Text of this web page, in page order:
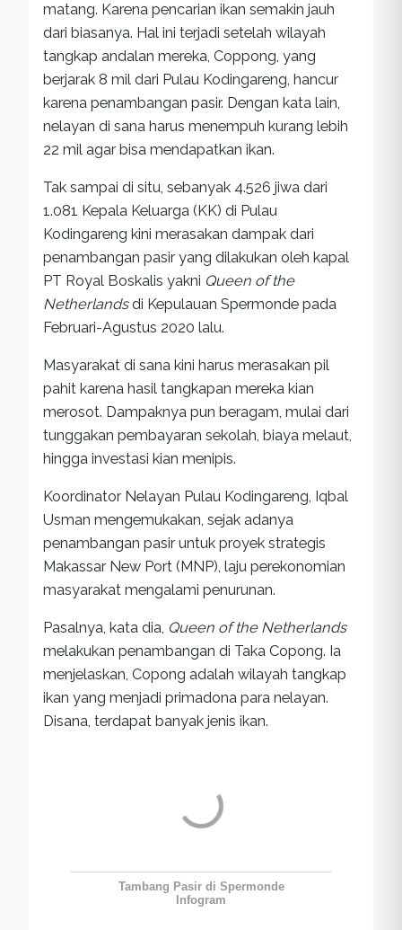
matang. Karena pencarian ikan semakin jauh
dari biasanya. Hal ini terjadi setelah wilayah
tangkap andalan mereka, Coppong, yang
berjarak 8 mil dari Pulau Kodingareng, hancur
karena penambangan pasir. Dengan kata lain,
nelayan di sana harus menempuh kurang lebih
22 mil agar bisa mendapatkan ikan.
Tak sampai di situ, sebanyak 4.526 jiwa dari
1.081 Kepala Keluarga (KK) di Pulau
Kodingareng kini merasakan dampak dari
penambangan pasir yang dilakukan oleh kapal
PT Royal Boskalis yakni Queen of the
Netherlandsdi Kepulauan Spermonde pada
Februari-Agustus 2020 lalu.
Masyarakat di sana kini harus merasakan pil
pahit karena hasil tangkapan mereka kian
merosot. Dampaknya pun beragam, mulai dari
tunggakan pembayaran sekolah, biaya melaut,
hingga investasi kian menipis.
Koordinator Nelayan Pulau Kodingareng, Iqbal
Usman mengemukakan, sejak adanya
penambangan pasir untuk proyek strategis
Makassar New Port (MNP), laju perekonomian
masyarakat mengalami penurunan.
Pasalnya, kata dia, Queen of the Netherlands
melakukan penambangan di Taka Copong. Ia
menjelaskan, Copong adalah wilayah tangkap
ikan yang menjadi primadona para nelayan.
Disana, terdapat banyak jenis ikan.
Tambang Pasir di Spermonde
Infogram